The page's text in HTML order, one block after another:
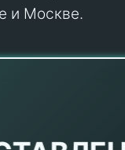
и Москве.